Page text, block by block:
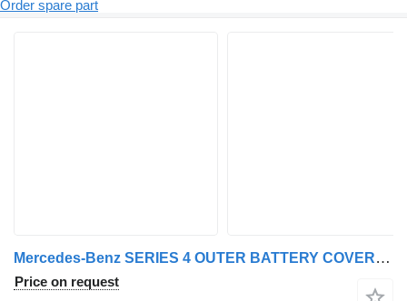
Order spare part
Mercedes-Benz SERIES 4 OUTER BATTERY COVER STEP 9705280506 air filter housing for Scania ATEGO MP3 12T (2008-2012) truck
Price on request